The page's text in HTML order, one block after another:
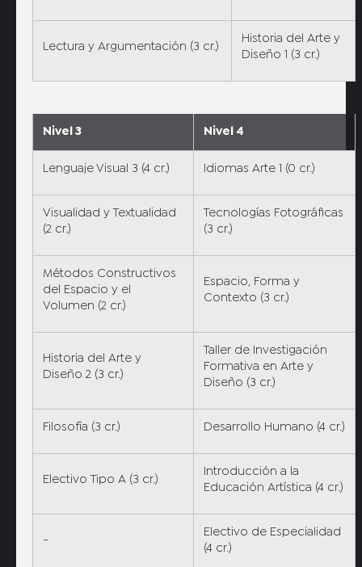
Lectura y Argumentación (3 cr.)
Historia del Arte y
Diseño 1 (3 cr.)
Nivel 3 Nivel 4
Lenguaje Visual 3 (4 cr.) Idiomas Arte 1 (0 cr.)
Visualidad y Textualidad
(2 cr.)
Tecnologías Fotográficas
(3 cr.)
Métodos Constructivos
del Espacio y el
Volumen (2 cr.)
Espacio, Forma y
Contexto (3 cr.)
Historia del Arte y
Diseño 2 (3 cr.)
Taller de Investigación
Formativa en Arte y
Diseño (3 cr.)
Filosofía (3 cr.) Desarrollo Humano (4 cr.)
Electivo Tipo A (3 cr.)
Introducción a la
Educación Artística (4 cr.)
-
Electivo de Especialidad
(4 cr.)